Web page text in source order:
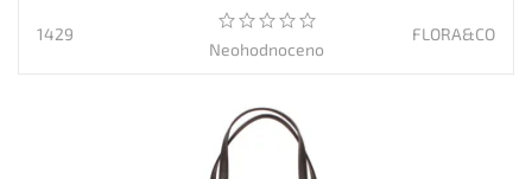
1429
Neohodnoceno
FLORA&CO